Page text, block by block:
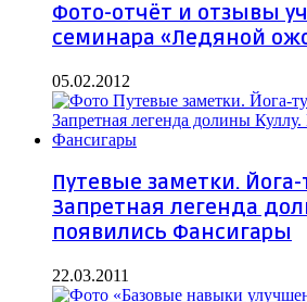
Фото-отчёт и отзывы
семинара «Ледяной
05.02.2012
Путевые заметки.
Запретная легенда
появились Фансигары
22.03.2011